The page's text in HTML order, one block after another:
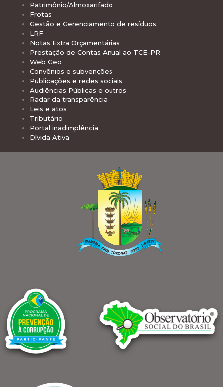
Patrimônio/Almoxarifado
Frotas
Gestão e Gerenciamento de resíduos
LRF
Notas Extra Orçamentárias
Prestação de Contas Anual ao TCE-PR
Web Geo
Convênios e subvenções
Publicações e redes sociais
Audiências Públicas e outros
Radar da transparência
Leis e atos
Tributário
Portal inadimplência
Dívida Ativa